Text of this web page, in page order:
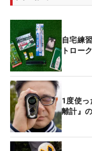
自宅練
トロー
1度使っ
離計』